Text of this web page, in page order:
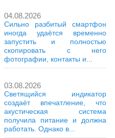
04.08.2026
Сильно разбитый смартфон
иногда удаётся временно
запустить и полностью
скопировать с него
фотографии, контакты и...
03.08.2026
Светящийся индикатор
создаёт впечатление, что
акустическая система
получила питание и должна
работать. Однако в...